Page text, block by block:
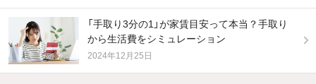
「手取り3分の1」が家賃目安って本当？手取り
から生活費をシミュレーション
2024年12月25日